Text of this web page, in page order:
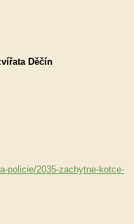
Děčín
policie/2035-zachytne-kotce-